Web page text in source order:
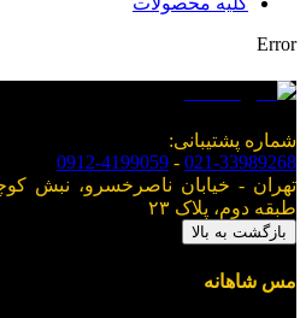
Error
شماره پشتیبانی:
021-33989268
-
0912-4199059
تهران - خیابان ناصرخسرو، نبش
طبقه دوم، پلاک ۲۳
بازگشت به بالا
مس شاهانه